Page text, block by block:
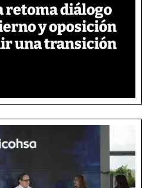
retoma diálogo
y oposición
una transición